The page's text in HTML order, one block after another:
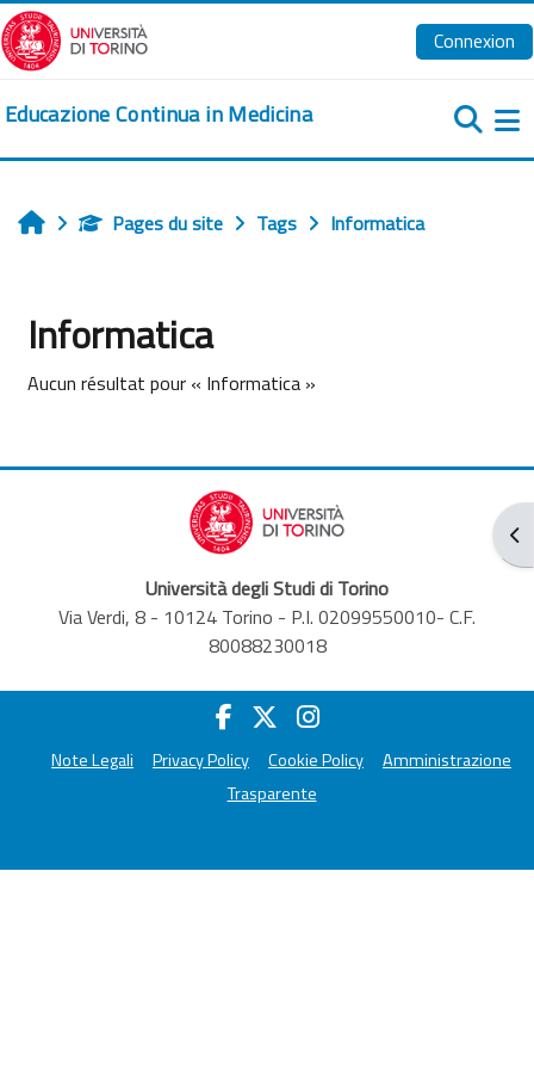
Passer au contenu principal
Connexion
Educazione Continua in Medicina
AccueilPages du site Tags Informatica
Informatica
Aucun résultat pour « Informatica »
Università degli Studi di Torino
Via Verdi, 8 - 10124 Torino - P.I. 02099550010- C.F.
80088230018
Note Legali Privacy Policy Cookie Policy
Amministrazione
Trasparente